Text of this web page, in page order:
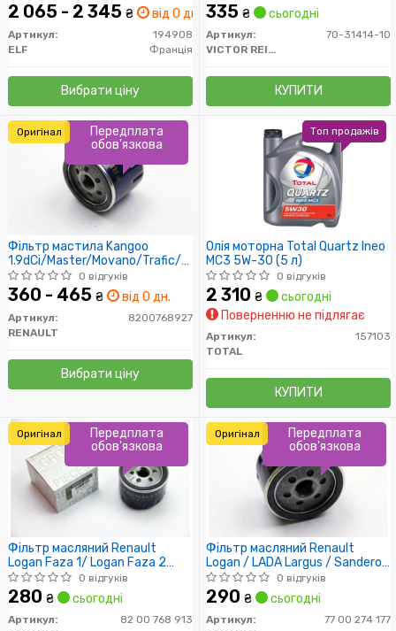
2 065 - 2 345 ₴ від 0 дн.
Артикул:
194908
ELF
Франція
Вибрати ціну
335 ₴ сьогодні
Артикул:
70-31414-10
VICTOR REINZ
КУПИТИ
Фільтр мастила Kangoo
1.9dCi/Master/Movano/Trafic/Vivaro
(високий))
0 відгуків
360 - 465 ₴ від 0 дн.
Артикул:
8200768927
RENAULT
Вибрати ціну
Передплата
обов'язкова
Оригінал
Олія моторна Total Quartz Ineo
MC3 5W-30 (5 л)
0 відгуків
2 310 ₴
сьогодні
Поверненню не підлягає
Артикул:
157103
TOTAL
КУПИТИ
Топ продажів
Фільтр масляний Renault
Logan Faza 1/ Logan Faza 2
/Sandero / Duster /VAZ Largus
0 відгуків
280 ₴ сьогодні
Артикул:
82 00 768 913
Передплата
обов'язкова
Оригінал
Фільтр масляний Renault
Logan / LADA Largus / Sandero,
Duster (UFI)
0 відгуків
290 ₴ сьогодні
Артикул:
77 00 274 177
Передплата
обов'язкова
Оригінал